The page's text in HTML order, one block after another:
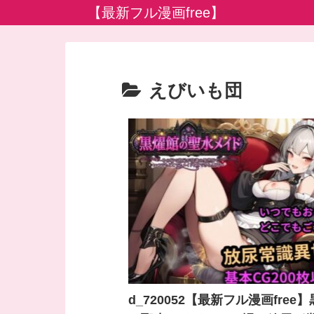
【最新フル漫画free】
えびいも団
d_720052【最新フル漫画free】